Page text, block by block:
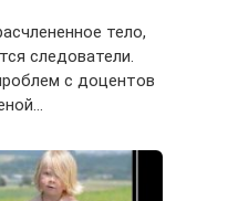
тело,
следователи.
с доцентов